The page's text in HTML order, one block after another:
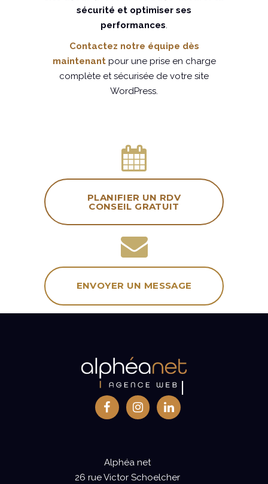
sécurité et optimiser ses
performances.
Contactez notre équipe dès
maintenantpour une prise en charge
complète et sécurisée de votre site
WordPress.
PLANIFIER UN RDV
CONSEIL GRATUIT
ENVOYER UN MESSAGE
Alphéa net
26 rue Victor Schoelcher